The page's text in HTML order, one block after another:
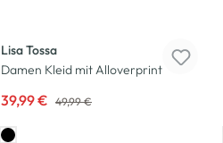
Lisa Tossa
Damen Kleid mit Alloverprint
39,99 € 49,99 €